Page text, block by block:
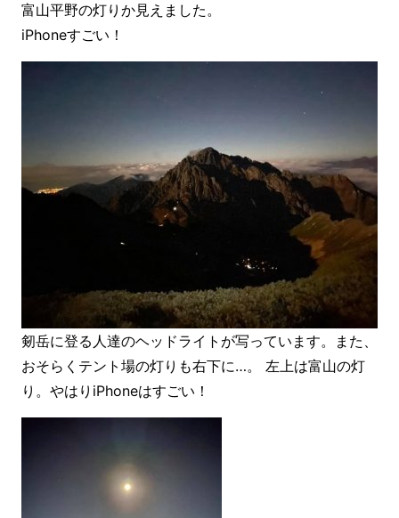
富山平野の灯りか見えました。
iPhoneすごい！
剱岳に登る人達のヘッドライトが写っています。また、
おそらくテント場の灯りも右下に…。 左上は富山の灯
り。やはりiPhoneはすごい！